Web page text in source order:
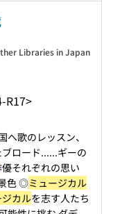
R17>
Libraries in Japan
歌のレッスン、
ロード......ギーの
それぞれの思い
色 ◎ミュージカル
カルを志す人たち